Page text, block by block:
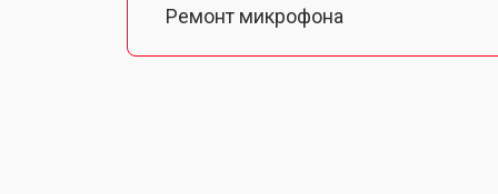
Ремонт микрофона